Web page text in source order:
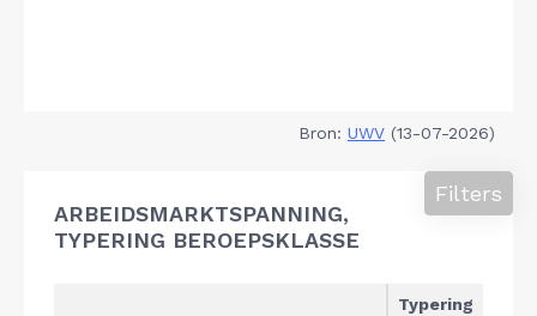
Bron: UWV (13-07-2026)
ARBEIDSMARKTSPANNING,
TYPERING BEROEPSKLASSE
Filters